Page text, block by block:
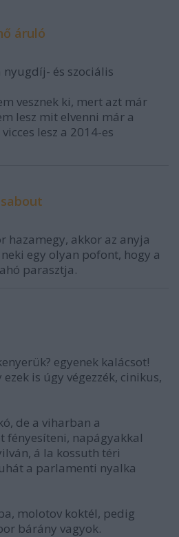
áruló
nyugdíj- és szociális
vesznek ki, mert azt már
lesz mit elvenni már a
lesz a 2014-es
hazamegy, akkor az anyja
egy olyan pofont, hogy a
parasztja.
egyenek kalácsot!
is úgy végezzék, cinikus,
de a viharban a
fényesíteni, napágyakkal
á la kossuth téri
a parlamenti nyalka
molotov koktél, pedig
bárány vagyok.